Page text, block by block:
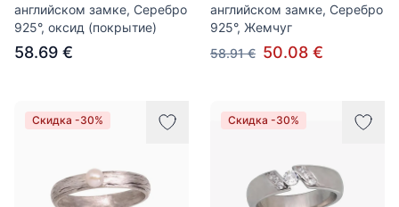
английском замке, Серебро
925°, оксид (покрытие)
58.69 €
английском замке, Серебро
925°, Жемчуг
58.91 € 50.08 €
Скидка -30% Скидка -30%